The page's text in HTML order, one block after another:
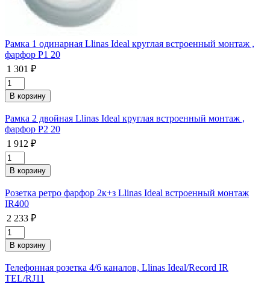
Рамка 1 одинарная Llinas Ideal круглая встроенный монтаж ,
фарфор Р1 20
1 301 ₽
Рамка 2 двойная Llinas Ideal круглая встроенный монтаж ,
фарфор P2 20
1 912 ₽
Розетка ретро фарфор 2к+з Llinas Ideal встроенный монтаж
IR400
2 233 ₽
Телефонная розетка 4/6 каналов, Llinas Ideal/Record IR
TEL/RJ11